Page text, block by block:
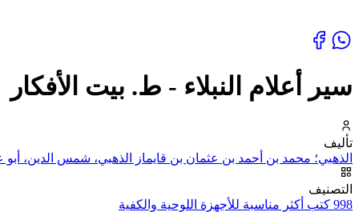
سير أعلام النبلاء - ط. بيت الأفكار
تأليف
الذهبي؛ محمد بن أحمد بن عثمان بن قايماز الذهبي، شمس الدين، أبو
التصنيف
998 كتب أكثر مناسبة للأجهزة اللوحية والكفية